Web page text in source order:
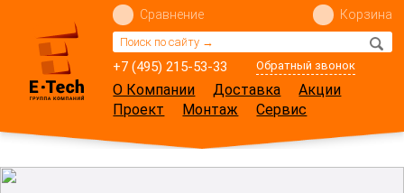
+7 (495) 215-53-33 Обратный звонок
Сравнение Корзина
О Компании Доставка
Акции
Проект
Монтаж Сервис